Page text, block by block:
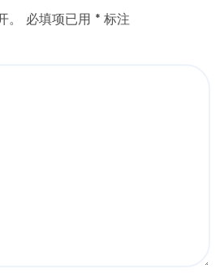
。 必填项已用 * 标注